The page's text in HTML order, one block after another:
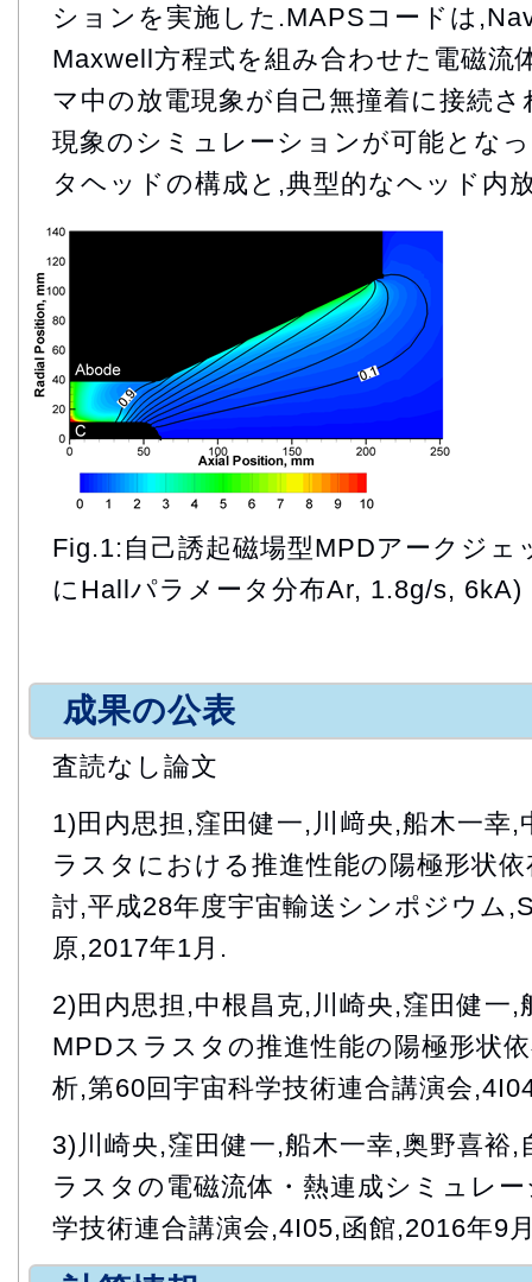
ションを実施した.MAPSコードは
Maxwell方程式を組み合わせた電磁流
マ中の放電現象が自己無撞着に接続
現象のシミュレーションが可能とな
タヘッドの構成と,典型的なヘッド内
Fig.1:自己誘起磁場型MPDアークジェ
にHallパラメータ分布Ar, 1.8g/s, 6kA)
成果の公表
査読なし論文
1)田内思担,窪田健一,川﨑央,船木一幸
ラスタにおける推進性能の陽極形状
討,平成28年度宇宙輸送シンポジウム
原,2017年1月.
2)田内思担,中根昌克,川崎央,窪田健一
MPDスラスタの推進性能の陽極形状
析,第60回宇宙科学技術連合講演会
3)川崎央,窪田健一,船木一幸,奥野喜裕
ラスタの電磁流体・熱連成シミュレ
学技術連合講演会,4I05,函館,2016年9